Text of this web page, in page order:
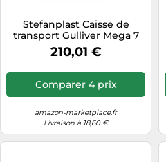
Tondeuses cheveux & barbe
Téléphonie
Téléviseurs
Télévision & vidéo
Électroménager
Stefanplast Caisse de
transport Gulliver Mega 7
102 x 72 x 76 cm
210,01 €
Comparer 4 prix
amazon-marketplace.fr
Livraison à 18,60 €